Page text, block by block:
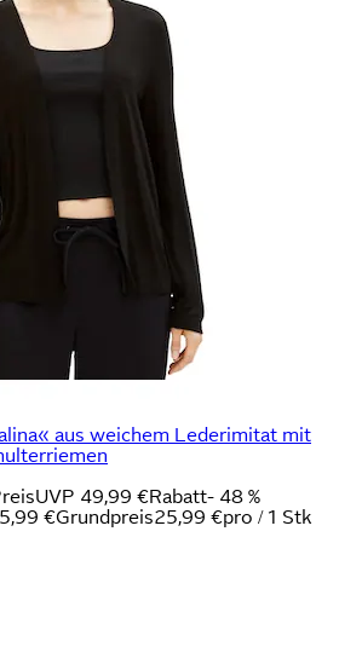
aus weichem Lederimitat mit
UVP 49,99 €Rabatt- 48 %
€Grundpreis25,99 €pro / 1 Stk